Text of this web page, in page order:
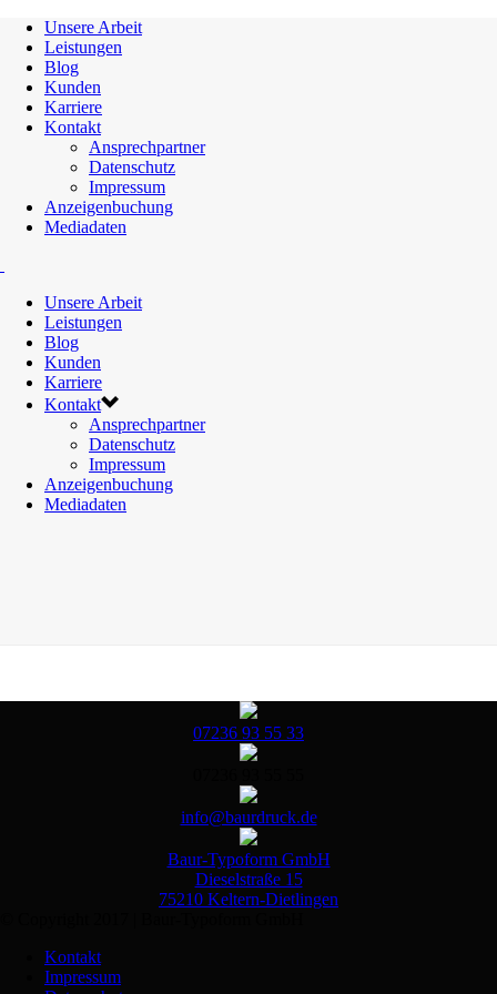
Unsere Arbeit
Leistungen
Blog
Kunden
Karriere
Kontakt
Ansprechpartner
Datenschutz
Impressum
Anzeigenbuchung
Mediadaten
Unsere Arbeit
Leistungen
Blog
Kunden
Karriere
Kontakt
Ansprechpartner
Datenschutz
Impressum
Anzeigenbuchung
Mediadaten
07236 93 55 33
info@baurdruck.de
Baur-Typoform GmbH
Dieselstraße 15
75210 Keltern-Dietlingen
Kontakt
Impressum